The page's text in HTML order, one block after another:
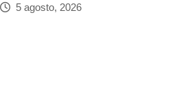
5 agosto, 2026